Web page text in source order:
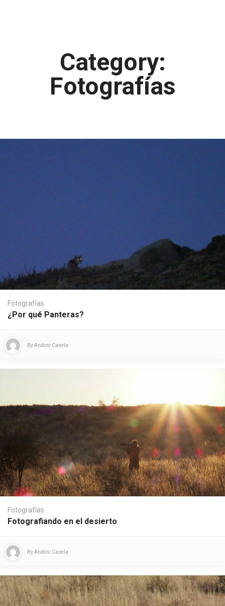
Category:
Fotografías
Fotografías
¿Por qué Panteras?
ByAndoni Canela
Fotografías
Fotografiando en el desierto
ByAndoni Canela